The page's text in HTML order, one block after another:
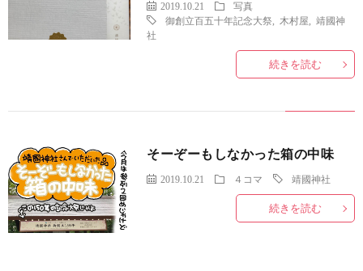
2019.10.21
写真
御創立百五十年記念大祭
木村屋 ,靖國神
社
続きを読む
そーぞーもしなかった箱の中味
2019.10.21 ４コマ 靖國神社
続きを読む